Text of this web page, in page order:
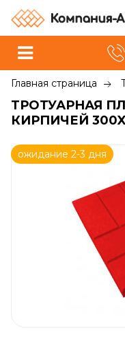
Главная страница
ТРОТУАРНАЯ
КИРПИЧЕЙ
ожидание 2-3 дня